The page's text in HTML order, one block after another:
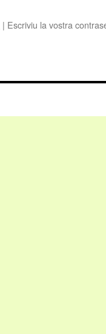
| Escriviu la vostra